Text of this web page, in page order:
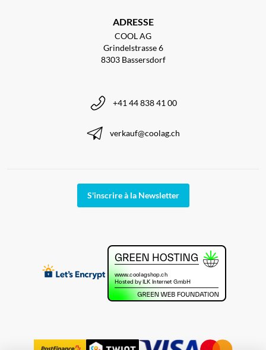
ADRESSE
COOL AG
Grindelstrasse 6
8303 Bassersdorf
+41 44 838 41 00
verkauf@coolag.ch
S'inscrire à la Newsletter